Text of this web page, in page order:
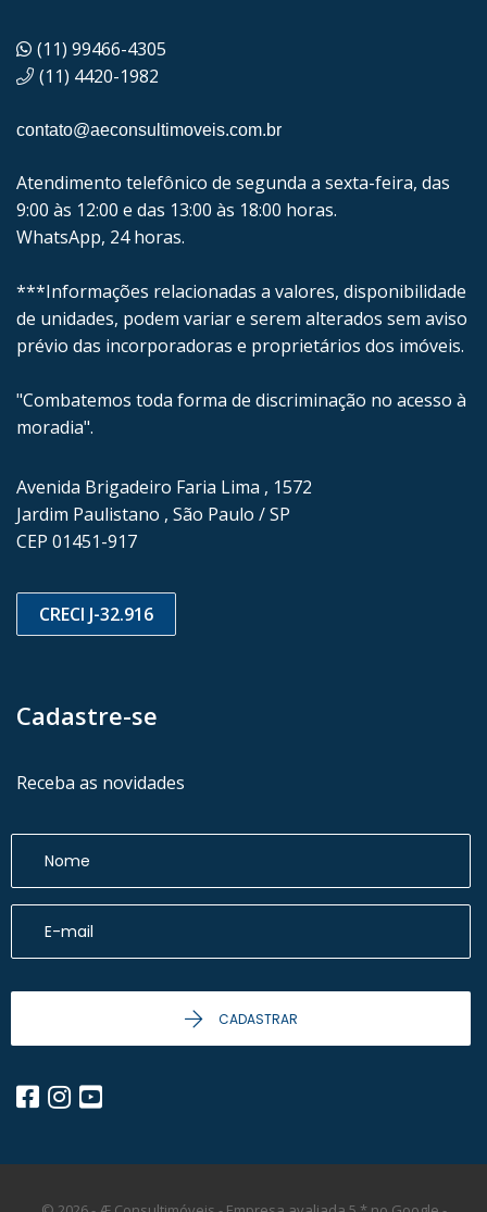
(11) 99466-4305
(11) 4420-1982
contato@aeconsultimoveis.com.br
Atendimento telefônico de segunda a sexta-feira, das
9:00 às 12:00 e das 13:00 às 18:00 horas.
WhatsApp, 24 horas.
***Informações relacionadas a valores, disponibilidade
de unidades, podem variar e serem alterados sem aviso
prévio das incorporadoras e proprietários dos imóveis.
"Combatemos toda forma de discriminação no acesso à
moradia".
Avenida Brigadeiro Faria Lima , 1572
Jardim Paulistano , São Paulo / SP
CEP 01451-917
CRECI J-32.916
Cadastre-se
Receba as novidades
CADASTRAR